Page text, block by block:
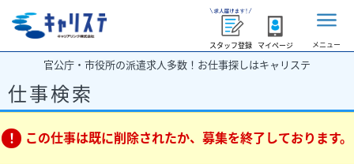
スタッフ登録 マイページ メニュー
官公庁・市役所の派遣求人多数！お仕事探しはキャリステ
仕事検索
この仕事は既に削除されたか、募集を終了しております。